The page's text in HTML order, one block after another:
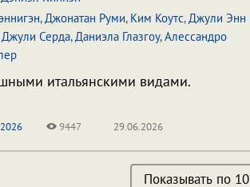
,Джонатан Руми, Ким Коутс,Джули Энн
Джули Серда,Даниэла Глазгоу,Алессандро
итальянскими видами.
2026 9447 29.06.2026
Показывать по 10